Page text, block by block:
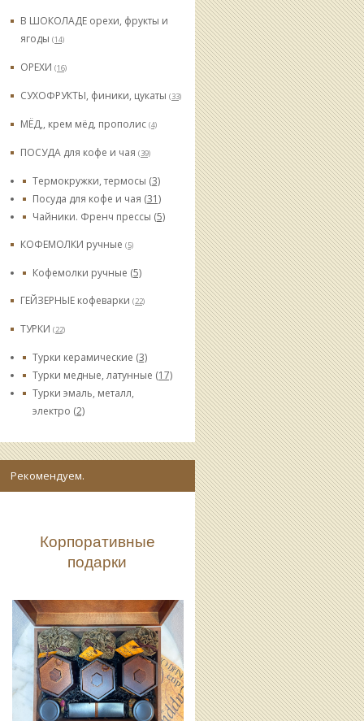
В ШОКОЛАДЕ орехи, фрукты и
ягоды (14)
ОРЕХИ (16)
СУХОФРУКТЫ, финики, цукаты (33)
МЁД,, крем мёд, прополис (4)
ПОСУДА для кофе и чая (39)
Термокружки, термосы (3)
Посуда для кофе и чая (31)
Чайники. Френч прессы (5)
КОФЕМОЛКИ ручные (5)
Кофемолки ручные (5)
ГЕЙЗЕРНЫЕ кофеварки (22)
ТУРКИ (22)
Турки керамические (3)
Турки медные, латунные (17)
Турки эмаль, металл,
электро (2)
Рекомендуем.
Корпоративные
подарки